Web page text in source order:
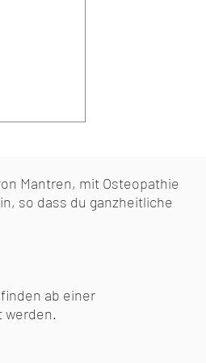
Mantren, mit Osteopathie
so dass du ganzheitliche
ab einer
werden.